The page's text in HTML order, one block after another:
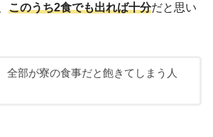
このうち2食でも出れば十分だと思い
全部が寮の食事だと飽きてしまう人